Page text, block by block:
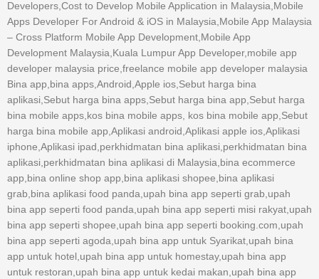
Developers,Cost to Develop Mobile Application in Malaysia,Mobile
Apps Developer For Android & iOS in Malaysia,Mobile App Malaysia
– Cross Platform Mobile App Development,Mobile App
Development Malaysia,Kuala Lumpur App Developer,mobile app
developer malaysia price,freelance mobile app developer malaysia
Bina app,bina apps,Android,Apple ios,Sebut harga bina
aplikasi,Sebut harga bina apps,Sebut harga bina app,Sebut harga
bina mobile apps,kos bina mobile apps, kos bina mobile app,Sebut
harga bina mobile app,Aplikasi android,Aplikasi apple ios,Aplikasi
iphone,Aplikasi ipad,perkhidmatan bina aplikasi,perkhidmatan bina
aplikasi,perkhidmatan bina aplikasi di Malaysia,bina ecommerce
app,bina online shop app,bina aplikasi shopee,bina aplikasi
grab,bina aplikasi food panda,upah bina app seperti grab,upah
bina app seperti food panda,upah bina app seperti misi rakyat,upah
bina app seperti shopee,upah bina app seperti booking.com,upah
bina app seperti agoda,upah bina app untuk Syarikat,upah bina
app untuk hotel,upah bina app untuk homestay,upah bina app
untuk restoran,upah bina app untuk kedai makan,upah bina app